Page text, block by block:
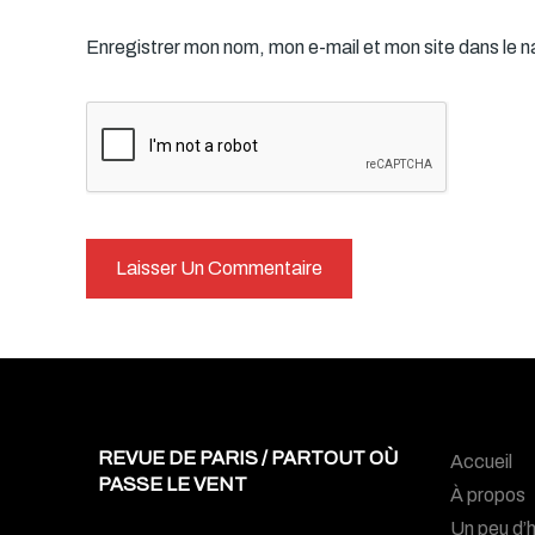
Enregistrer mon nom, mon e-mail et mon site dans le
REVUE DE PARIS / PARTOUT OÙ
PASSE LE VENT
Accueil
À propos
Un peu